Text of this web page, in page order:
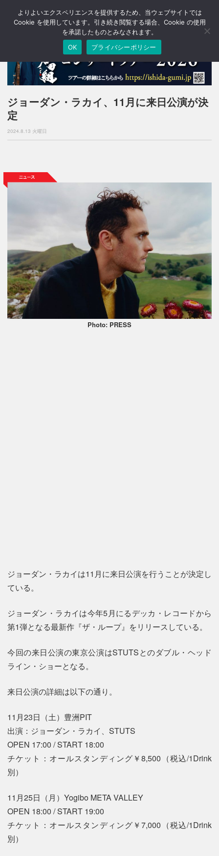
T
o
a
v
i
g
o
ジョーダン・ラカイ、11月に来日公演が決
定
2024.8.13 火曜日
Photo: PRESS
ジョーダン・ラカイは11月に来日公演を行うことが決定し
ている。
ジョーダン・ラカイは今年5月にるデッカ・レコードから
第1弾となる最新作『ザ・ループ』をリリースしている。
今回の来日公演の東京公演はSTUTSとのダブル・ヘッド
ライン・ショーとなる。
来日公演の詳細は以下の通り。
11月23日（土）豊洲PIT
出演：ジョーダン・ラカイ、STUTS
OPEN 17:00 / START 18:00
チケット：オールスタンディング￥8,500（税込/1Drink
別）
11月25日（月）Yogibo META VALLEY
OPEN 18:00 / START 19:00
チケット：オールスタンディング￥7,000（税込/1Drink
別）
よりよいエクスペリエンスを提供するため、当ウェブサイトでは
Cookie を使用しています。引き続き閲覧する場合、Cookie の使用
を承諾したものとみなされます。
OK
プライバシーポリシー